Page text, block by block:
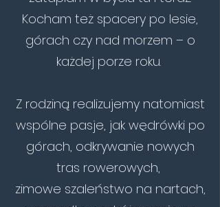
Kocham też spacery po lesie,
górach czy nad morzem – o
każdej porze roku.
Z rodziną realizujemy natomiast
wspólne pasje, jak wędrówki po
górach, odkrywanie nowych
tras rowerowych,
zimowe szaleństwo na nartach,